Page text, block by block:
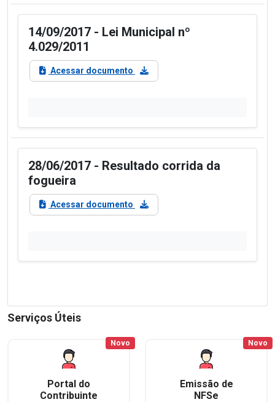
14/09/2017 - Lei Municipal nº
4.029/2011
Acessar documento
28/06/2017 - Resultado corrida da
fogueira
Acessar documento
Serviços Úteis
Portal do
Contribuinte
Novo
Emissão de
NFSe
Novo